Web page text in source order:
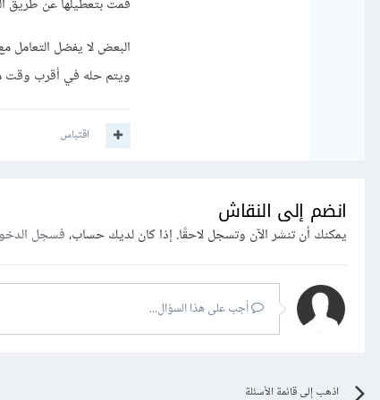
قمت بتعطيلها عن طريق
البعض لا يفضل التعامل
ويتم حله في أقرب وقت
اقتباس
انضم إلى النقاش
يمكنك أن تنشر الآن وتسجل لاحقًا. إذا كان لديك حساب،فسجل
أجب على هذا السؤال...
اذهب إلى قائمة الأسئلة